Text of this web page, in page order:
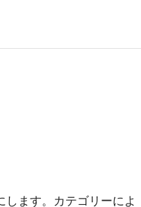
ます。カテゴリーによ